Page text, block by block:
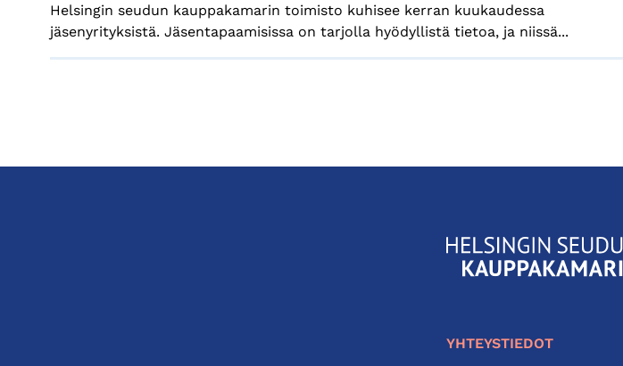
Helsingin seudun kauppakamarin toimisto kuhisee kerran kuukaudessa
jäsenyrityksistä. Jäsentapaamisissa on tarjolla hyödyllistä tietoa, ja niissä...
KauppakamariHelsingin
seudun
YHTEYSTIEDOT